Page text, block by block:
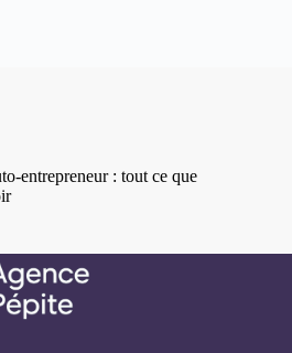
entrepreneur : tout ce que